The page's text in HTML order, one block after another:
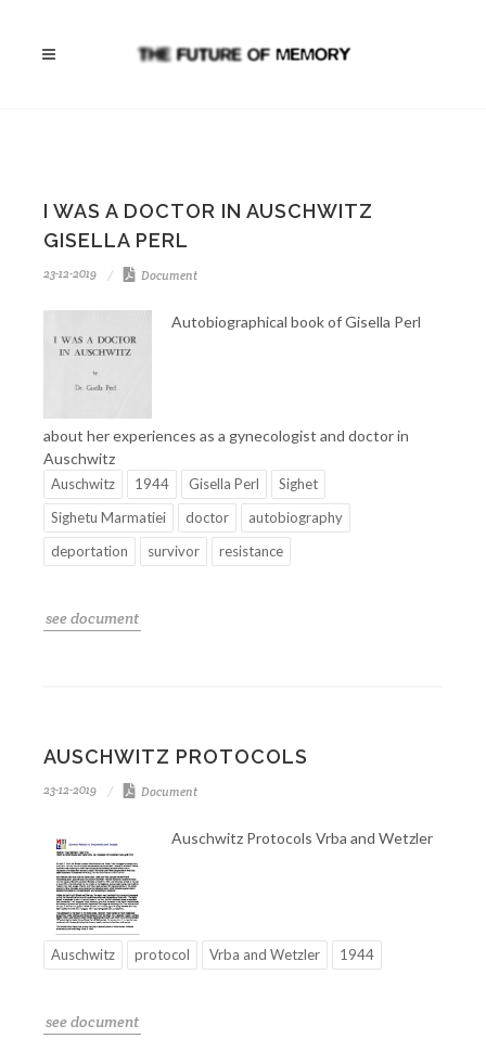
I WAS A DOCTOR IN AUSCHWITZ
GISELLA PERL
23-12-2019 Document
Autobiographical book of Gisella Perl
about her experiences as a gynecologist and doctor in
Auschwitz
Auschwitz 1944 Gisella Perl
Sighet
Sighetu Marmatiei
doctor
autobiography
deportation
survivor resistance
see document
AUSCHWITZ PROTOCOLS
23-12-2019 Document
Auschwitz Protocols Vrba and Wetzler
Auschwitz protocol Vrba and Wetzler 1944
see document